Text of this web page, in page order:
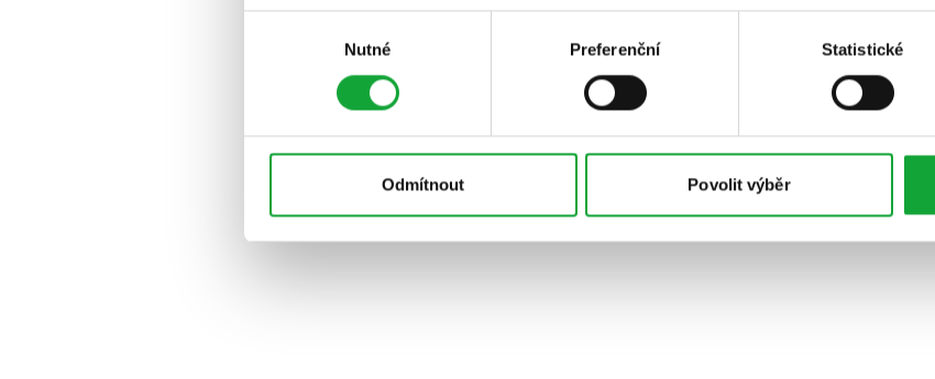
Nutné Preferenční Statistické
Odmítnout Povolit výběr